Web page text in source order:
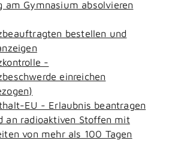
am Gymnasium absolvieren
bestellen und
-
einreichen
EU - Erlaubnis beantragen
an radioaktiven Stoffen mit
von mehr als 100 Tagen